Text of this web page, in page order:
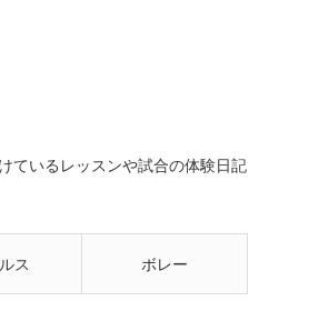
いるレッスンや試合の体験日記
ス ボレー